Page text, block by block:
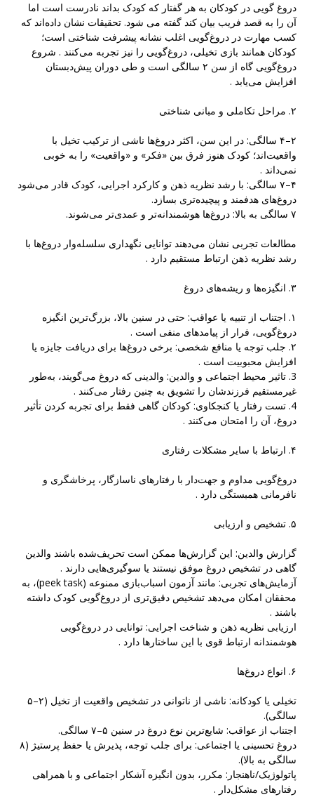
دروغ گویی در کودکان به هر گفتار که کودک بداند نادرست است اما
آن را به قصد فریب بیان کند گفته می شود. تحقیقات نشان داده‌اند که
کسب مهارت در دروغ‌گویی اغلب نشانه پیشرفت شناختی است؛
کودکان همانند بازی تخیلی، دروغ‌گویی را نیز تجربه می‌کنند . شروع
دروغ‌گویی گاه از سن ۲ سالگی است و طی دوران پیش‌دبستان
افزایش می‌یابد .
۲–۴ سالگی: در این سن، اکثر دروغ‌ها ناشی از ترکیب تخیل با
واقعیت‌اند؛ کودک هنوز فرق بین «فکر» و «واقعیت» را به خوبی
نمی‌داند .
۴–۷ سالگی: با رشد نظریه ذهن و کارکرد اجرایی، کودک قادر می‌شود
دروغ‌های هدفمند و پیچیده‌تری بسازد.
مطالعات تجربی نشان می‌دهند توانایی نگهداری سلسله‌وار دروغ‌ها با
رشد نظریه ذهن ارتباط مستقیم دارد .
۱. اجتناب از تنبیه یا عواقب: حتی در سنین بالا، بزرگ‌ترین انگیزه
دروغ‌گویی، فرار از پیامدهای منفی است .
۲. جلب توجه یا منافع شخصی: برخی دروغ‌ها برای دریافت جایزه یا
افزایش محبوبیت است .
3. تاثیر محیط اجتماعی و والدین: والدینی که دروغ می‌گویند، به‌طور
غیرمستقیم فرزندشان را تشویق به چنین رفتار می‌کنند .
4. تست رفتار یا کنجکاوی: کودکان گاهی فقط برای تجربه کردن تأثیر
دروغ، آن را امتحان می‌کنند .
دروغ‌گویی مداوم و جهت‌دار با رفتارهای ناسازگار، پرخاشگری و
نافرمانی همبستگی دارد .
گزارش والدین: این گزارش‌ها ممکن است تحریف‌شده باشند والدین
گاهی در تشخیص دروغ موفق نیستند یا سوگیری‌هایی دارند .
آزمایش‌های تجربی: مانند آزمون اسباب‌بازی ممنوعه (peek task)، به
محققان امکان می‌دهد تشخیص دقیق‌تری از دروغ‌گویی کودک داشته
باشند .
ارزیابی نظریه ذهن و شناخت اجرایی: توانایی در دروغ‌گویی
هوشمندانه ارتباط قوی با این ساختارها دارد .
تخیلی یا کودکانه: ناشی از ناتوانی در تشخیص واقعیت از تخیل (۲–۵
سالگی).
اجتناب از عواقب: شایع‌ترین نوع دروغ در سنین ۵–۷ سالگی.
دروغ تحسینی یا اجتماعی: برای جلب توجه، پذیرش یا حفظ پرستیژ (۸
سالگی به بالا).
پاتولوژیک/ناهنجار: مکرر، بدون انگیزه آشکار اجتماعی و با همراهی
رفتارهای مشکل‌دار .